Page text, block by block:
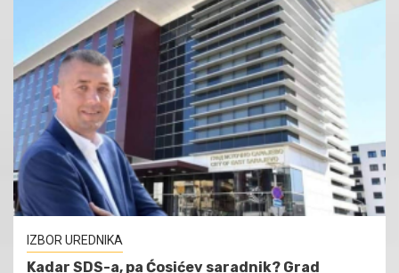
IZBOR UREDNIKA
Kadar SDS-a, pa Ćosićev saradnik? Grad